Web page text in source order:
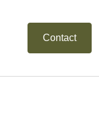
Contact